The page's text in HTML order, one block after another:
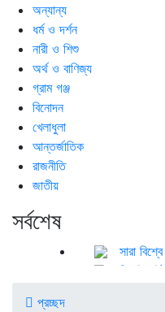
অন্যান্য
ধর্ম ও দর্শন
নারী ও শিশু
অর্থ ও বাণিজ্য
গ্রাম গঞ্জ
বিনোদন
খেলাধুলা
আন্তর্জাতিক
রাজনীতি
জাতীয়
সর্বশেষ
সারা বিশ্বে
সিলেট হার্ট
প্রচ্ছদ